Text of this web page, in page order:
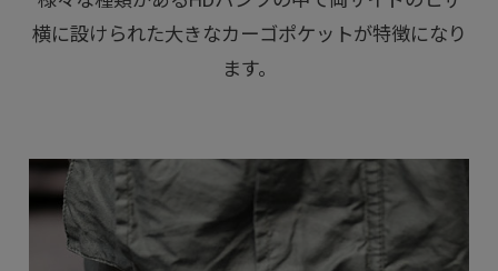
横に設けられた大きなカーゴポケットが特徴になり
ます。